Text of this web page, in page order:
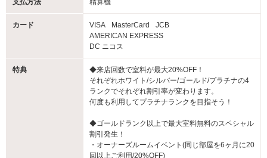
支払方法 精算機
カード VISA MasterCard
JCB
AMERICAN EXPRESS
DC ニコス
特典
◆来店回数で室料が最大20%OFF！
それぞれホワイト/シルバー/ゴールド/プラチナの4
ランクでそれぞれ割引率が変わります。
何度も利用してプラチナランクを目指そう！
◆ゴールドランク以上で最大室料無料のスペシャル
割引発生！
・オーナーズルームイベント(同じ部屋を6ヶ月に20
回以上ご利用/20%OFF)